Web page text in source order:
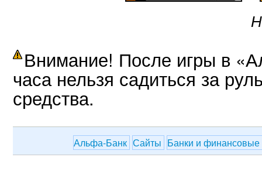
Внимание! После игры в
часа нельзя садиться за
средства.
Альфа-Банк Сайты Банки и